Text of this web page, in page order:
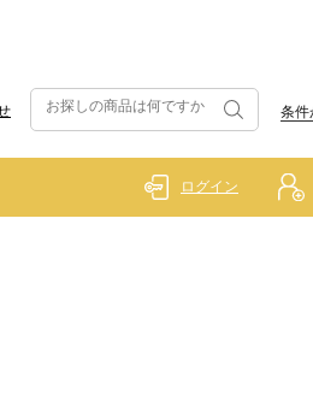
条件
ログイン